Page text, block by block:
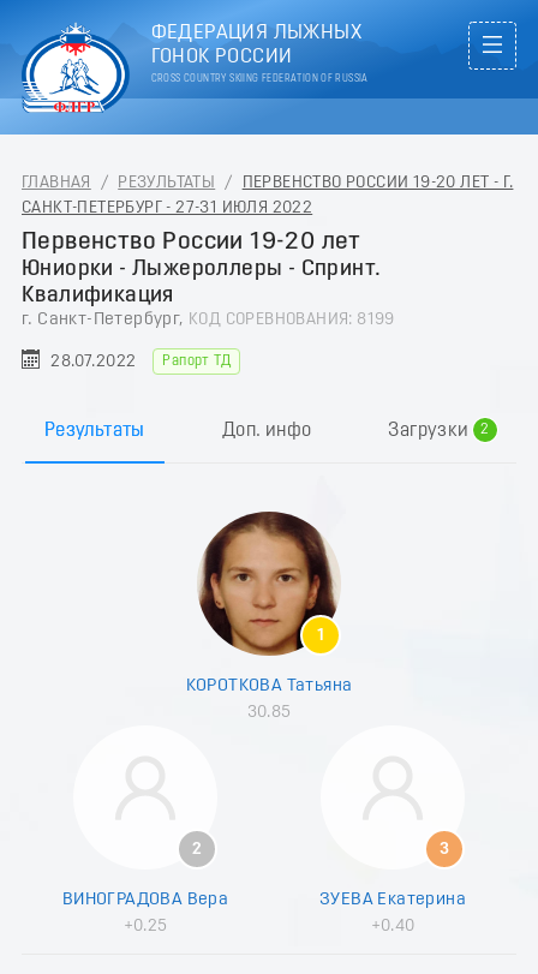
ФЕДЕРАЦИЯ ЛЫЖНЫХ
ГОНОК РОССИИ
CROSS COUNTRY SKIING FEDERATION OF RUSSIA
ГЛАВНАЯ / РЕЗУЛЬТАТЫ /
ПЕРВЕНСТВО РОССИИ 19-20 ЛЕТ - Г.
САНКТ-ПЕТЕРБУРГ - 27-31 ИЮЛЯ 2022
Первенство России 19-20 лет
Юниорки - Лыжероллеры - Спринт.
Квалификация
г. Санкт-Петербург, КОД СОРЕВНОВАНИЯ: 8199
28.07.2022 Рапорт ТД
Результаты Доп. инфо Загрузки
2
1
КОРОТКОВА Татьяна
30.85
2
ВИНОГРАДОВА Вера
+0.25
3
ЗУЕВА Екатерина
+0.40